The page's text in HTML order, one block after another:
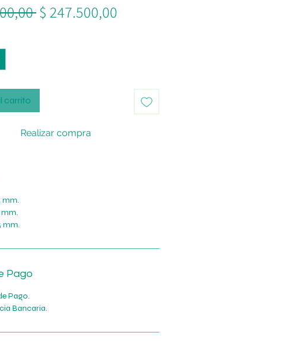
Precio
$ 247.500,00
carrito
Realizar compra
mm.
mm.
mm.
Pago
Pago.
Bancaria.